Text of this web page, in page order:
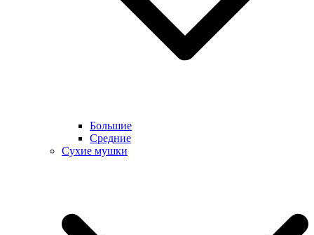
Большие
Средние
Сухие мушки